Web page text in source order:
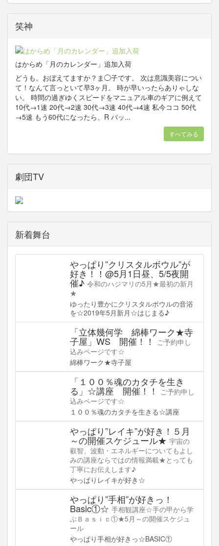
笑神
はからめ「月のカレンダー」追加入荷
どうも。おぼえてますか？ま◯子です。 次は意識美容につい
て！なんて言っといて早3ヶ月。 時が早いったらありゃしな
い。 時間の過ぎゆくスピードをマニュアル車のギアに例えて
10代→1速 20代→2速 30代→3速 40代→4速 私今ココ 50代
→5速 もう60代になったら、R バッ...
すべてみる
劇団TV
新着舞台
やっぱり”クリスタルボウル”が
好き！！@5月1日昼、5/5夜開
催♪ 令和のハジマリの5月★最初の新月
★
ゆったり豊かにクリスタルボウルの音浴
を☆2019年5月新月☆はじまる♪
「立体幾何学 綿棒ワーク★寺
子屋」WS 開催！！ ご予約申し
込みページです☆
綿棒ワーク★寺子屋
「１００％魂のカタチを生き
る」☆講座 開催！！
ご予約申し
込みページです☆
１００％魂のカタチを生きる☆講座
やっぱり”レイキ”が好き！５月
～の開催スケジュール★ 宇宙の
叡智、波動・エネルギーについてもよし
みの講座ならではの情報満載★とっても
丁寧にお伝えします♪
やっぱりレイキが好き☆
やっぱり”手相”が好きっ！
Basic①☆手相観講座☆手の甲から学
ぶＢａｓｉｃ①★5月～の開催スケジュ
ール
やっぱり手相が好きっ☆BASIC①